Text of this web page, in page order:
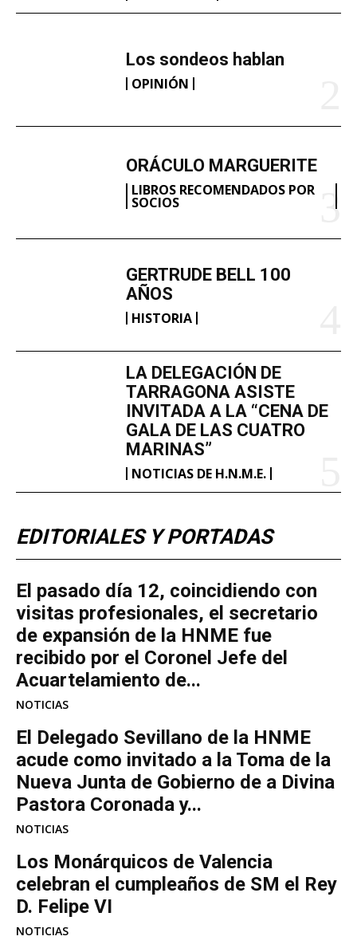
Los sondeos hablan
OPINIÓN
ORÁCULO MARGUERITE
LIBROS RECOMENDADOS POR
SOCIOS
GERTRUDE BELL 100
AÑOS
HISTORIA
LA DELEGACIÓN DE
TARRAGONA ASISTE
INVITADA A LA “CENA DE
GALA DE LAS CUATRO
MARINAS”
NOTICIAS DE H.N.M.E.
EDITORIALES Y PORTADAS
El pasado día 12, coincidiendo con
visitas profesionales, el secretario
de expansión de la HNME fue
recibido por el Coronel Jefe del
Acuartelamiento de...
NOTICIAS
El Delegado Sevillano de la HNME
acude como invitado a la Toma de la
Nueva Junta de Gobierno de a Divina
Pastora Coronada y...
NOTICIAS
Los Monárquicos de Valencia
celebran el cumpleaños de SM el Rey
D. Felipe VI
NOTICIAS